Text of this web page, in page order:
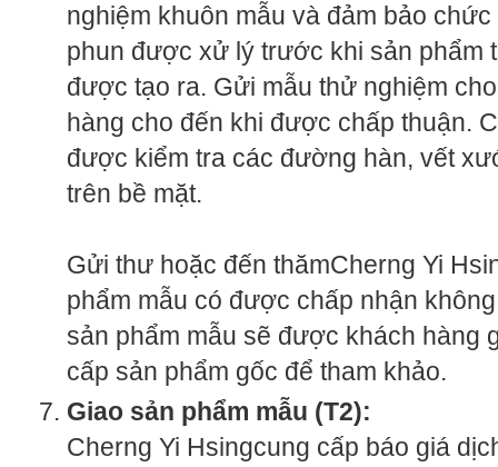
nghiệm khuôn mẫu và đảm bảo
phun được xử lý trước khi sản phẩm
được tạo ra. Gửi mẫu thử nghiệm
hàng cho đến khi được chấp thuận.
được kiểm tra các đường hàn, vết
trên bề mặt.
Gửi thư hoặc đến thămCherng Yi
phẩm mẫu có được chấp nhận
sản phẩm mẫu sẽ được khách hàng
cấp sản phẩm gốc để tham khảo.
Giao sản phẩm mẫu (T2):
Cherng Yi Hsingcung cấp báo giá